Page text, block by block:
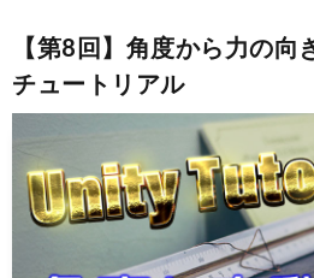
【第8回】角度から力の
チュートリアル